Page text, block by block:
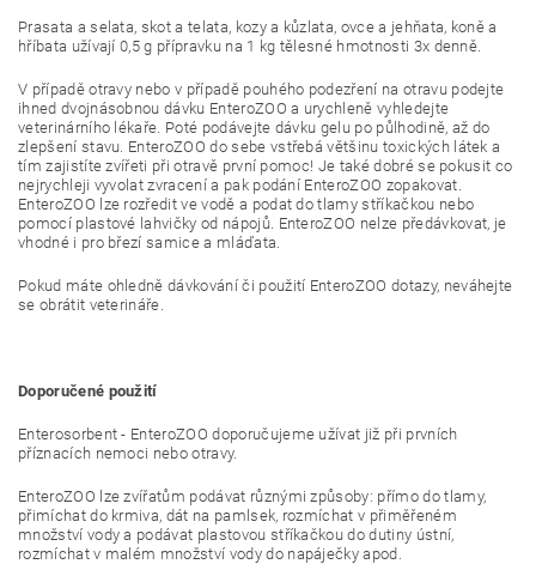
Prasata a selata, skot a telata, kozy a kůzlata, ovce a jehňata, koně a
hříbata užívají 0,5 g přípravku na 1 kg tělesné hmotnosti 3x denně.
V případě otravy nebo v případě pouhého podezření na otravu podejte
ihned dvojnásobnou dávku EnteroZOO a urychleně vyhledejte
veterinárního lékaře. Poté podávejte dávku gelu po půlhodině, až do
zlepšení stavu. EnteroZOO do sebe vstřebá většinu toxických látek a
tím zajistíte zvířeti při otravě první pomoc! Je také dobré se pokusit co
nejrychleji vyvolat zvracení a pak podání EnteroZOO zopakovat.
EnteroZOO lze rozředit ve vodě a podat do tlamy stříkačkou nebo
pomocí plastové lahvičky od nápojů. EnteroZOO nelze předávkovat, je
vhodné i pro březí samice a mláďata.
Pokud máte ohledně dávkování či použití EnteroZOO dotazy, neváhejte
se obrátit veterináře.
Doporučené použití
Enterosorbent - EnteroZOO doporučujeme užívat již při prvních
příznacích nemoci nebo otravy.
EnteroZOO lze zvířatům podávat různými způsoby: přímo do tlamy,
přimíchat do krmiva, dát na pamlsek, rozmíchat v přiměřeném
množství vody a podávat plastovou stříkačkou do dutiny ústní,
rozmíchat v malém množství vody do napáječky apod.